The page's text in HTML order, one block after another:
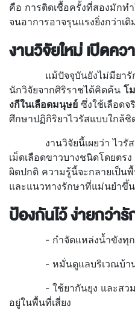
คือ การติดเชื้อครั้งที่สองมักท
จนอาการอาจรุนแรงยิ่งกว่าเดิ
งานวิจัยใหม่ เปิดคว
แม้ปัจจุบันยังไม่มียารักษ
นักวิจัยจากศิริราชได้คิดค้น โ
งกีในเลือดมนุษย์ ซึ่งใช้เลือด
ศึกษาปฏิกิริยาไวรัสแบบใกล้ชิ
งานวิจัยนี้เผยว่า ไวรัสเด
เม็ดเลือดขาวบางชนิดโดยต
ผิดปกติ ความรู้นี้จะกลายเป็
และแนวทางรักษาที่แม่นยำขึ้
ป้องกันไว้ ง่ายกว่า
- กำจัดแหล่งน้ำขังทุก
- หมั่นดูแลบริเวณบ้าน ไ
- ใช้ยากันยุง และสวมเสื้
อยู่ในพื้นที่เสี่ยง